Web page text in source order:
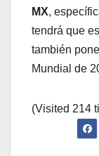
MX,
tendrá que
también
Mundial de
(Visited 214